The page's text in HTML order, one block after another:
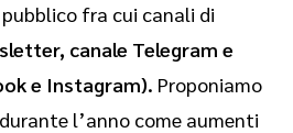
fra cui canali di
canale Telegram e
e Instagram). Proponiamo
l’anno come aumenti